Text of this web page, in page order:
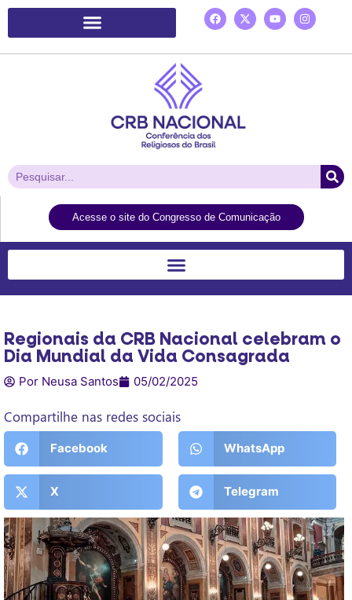
Acesse o site do Congresso de Comunicação
Regionais da CRB Nacional celebram o
Dia Mundial da Vida Consagrada
Por Neusa Santos 05/02/2025
Compartilhe nas redes sociais
Facebook WhatsApp
X Telegram